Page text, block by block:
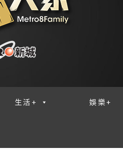
生活+ 娛樂+